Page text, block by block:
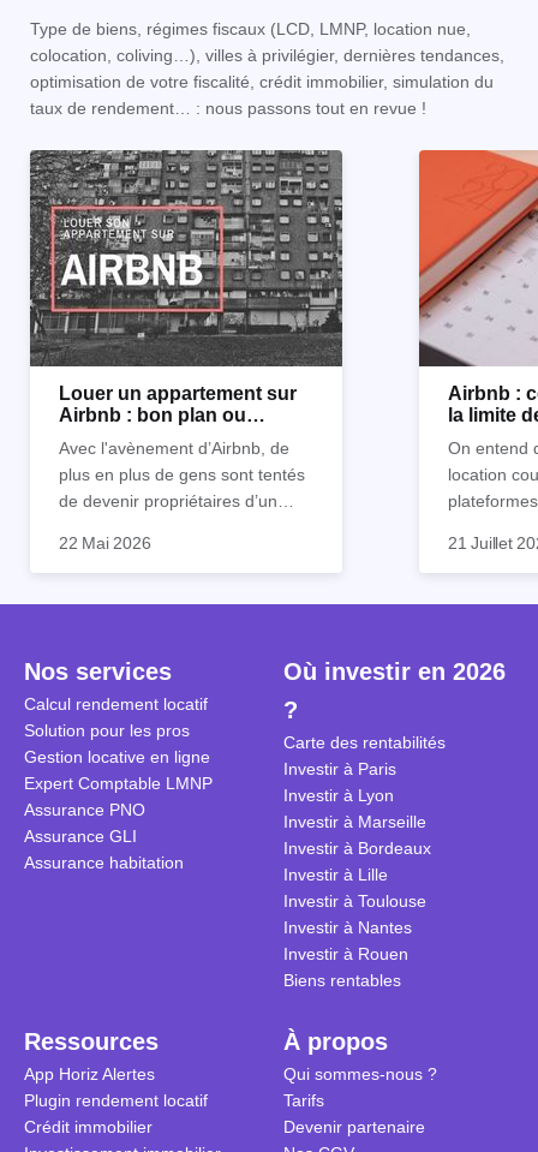
Type de biens, régimes fiscaux (LCD, LMNP, location nue,
colocation, coliving…), villes à privilégier, dernières tendances,
optimisation de votre fiscalité, crédit immobilier, simulation du
taux de rendement… : nous passons tout en revue !
Louer un appartement sur
Airbnb : bon plan ou
Avec l'avènement d’Airbnb, de
plus en plus de gens sont tentés
de devenir propriétaires d’un
suite. On compte environ 25 000
sont des meublés touristiques à
est-ce rentable ? Quels sont les
frais à prévoir ? Les différentes
conditions à remplir ?
22 Mai 2026
Airbnb :
la limite
On entend
location
idées
Je vais
entendu)
encore ne
d’autres
21 Juillet
Nos services
Calcul rendement locatif
Solution pour les pros
Gestion locative en ligne
Expert Comptable LMNP
Assurance PNO
Assurance GLI
Assurance habitation
Où investir en 2026
?
Carte des rentabilités
Investir à Paris
Investir à Lyon
Investir à Marseille
Investir à Bordeaux
Investir à Lille
Investir à Toulouse
Investir à Nantes
Investir à Rouen
Biens rentables
Ressources
App Horiz Alertes
Plugin rendement locatif
Crédit immobilier
À propos
Qui sommes-nous ?
Tarifs
Devenir partenaire